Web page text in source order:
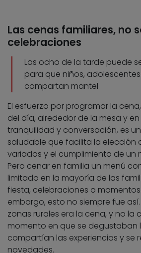
Las cenas familiares, no
celebraciones
Las ocho de la tarde puede
para que niños,
compartan mantel
El esfuerzo por programar la
del día, alrededor de la mesa y
tranquilidad y conversación, es
saludable que facilita la elección
variados y el cumplimiento de un
Pero cenar en familia un menú
limitado en la mayoría de las
fiesta, celebraciones o momentos
embargo, esto no siempre fue
zonas rurales era la cena, y no la
momento en que se degustaban
compartían las experiencias y se
novedades.